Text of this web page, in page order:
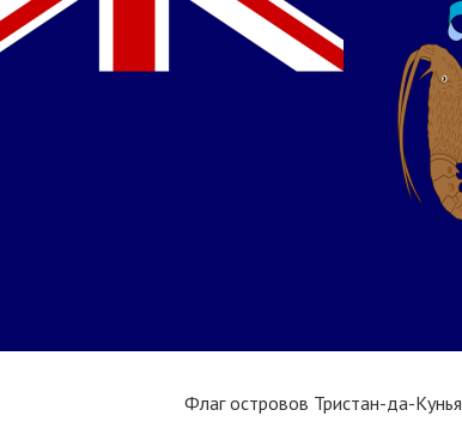
Флаг островов Тристан-да-Кунья